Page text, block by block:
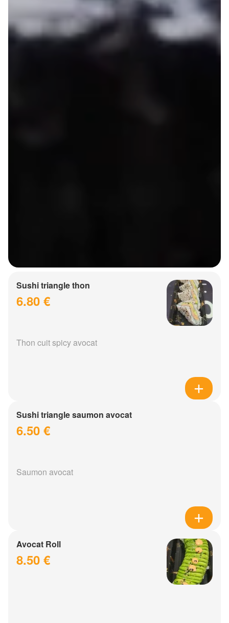
Sushi triangle thon
6.80 €
Thon cuit spicy avocat
Sushi triangle saumon avocat
6.50 €
Saumon avocat
Avocat Roll
8.50 €